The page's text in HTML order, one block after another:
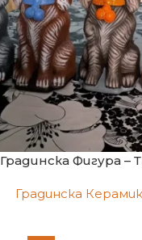
Градинска Фигура –
Градинска